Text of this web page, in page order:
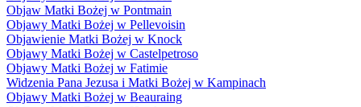
Objaw Matki Bożej w Pontmain
Objawy Matki Bożej w Pellevoisin
Objawienie Matki Bożej w Knock
Objawy Matki Bożej w Castelpetroso
Objawy Matki Bożej w Fatimie
Widzenia Pana Jezusa i Matki Bożej w Kampinach
Objawy Matki Bożej w Beauraing